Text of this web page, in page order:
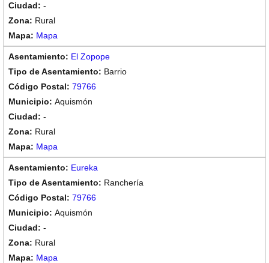
-
Rural
Mapa
El Zopope
Barrio
79766
Aquismón
-
Rural
Mapa
Eureka
Ranchería
79766
Aquismón
-
Rural
Mapa